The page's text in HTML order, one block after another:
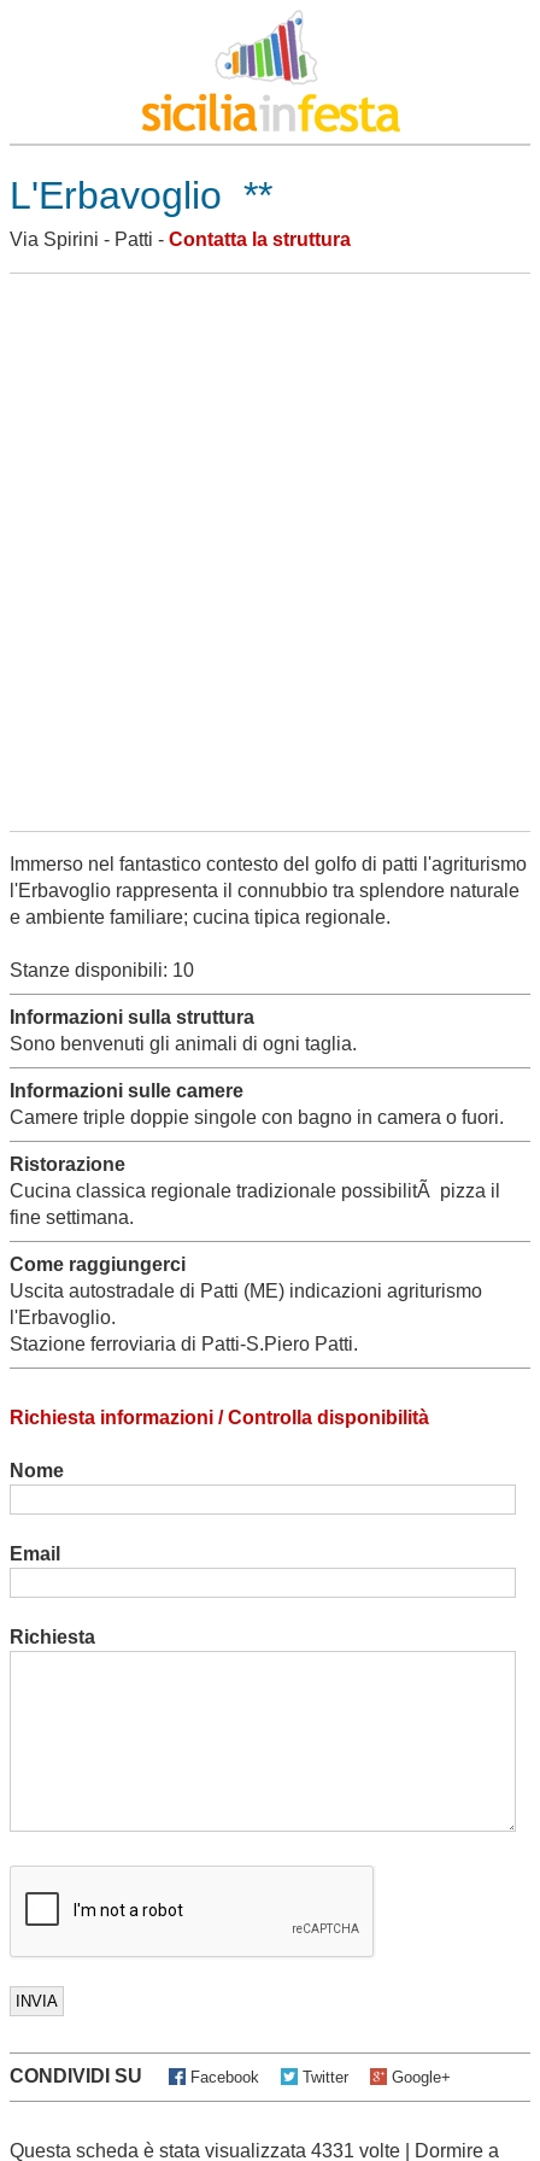
L'Erbavoglio **
Via Spirini - Patti - Contatta la struttura
Immerso nel fantastico contesto del golfo di patti l'agriturismo
l'Erbavoglio rappresenta il connubbio tra splendore naturale
e ambiente familiare; cucina tipica regionale.
Stanze disponibili: 10
Informazioni sulla struttura
Sono benvenuti gli animali di ogni taglia.
Informazioni sulle camere
Camere triple doppie singole con bagno in camera o fuori.
Ristorazione
Cucina classica regionale tradizionale possibilitÃ pizza il
fine settimana.
Come raggiungerci
Uscita autostradale di Patti (ME) indicazioni agriturismo
l'Erbavoglio.
Stazione ferroviaria di Patti-S.Piero Patti.
Richiesta informazioni / Controlla disponibilità
Nome
Email
Richiesta
CONDIVIDI SU Facebook Twitter Google+
Questa scheda è stata visualizzata 4331 volte | Dormire a